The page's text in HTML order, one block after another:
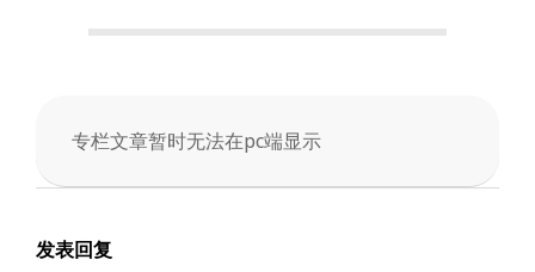
专栏文章暂时无法在pc端显示
2026-
10
发表回复